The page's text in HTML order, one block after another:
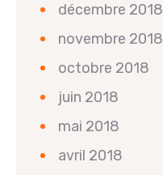
décembre 2018
novembre 2018
octobre 2018
juin 2018
mai 2018
avril 2018